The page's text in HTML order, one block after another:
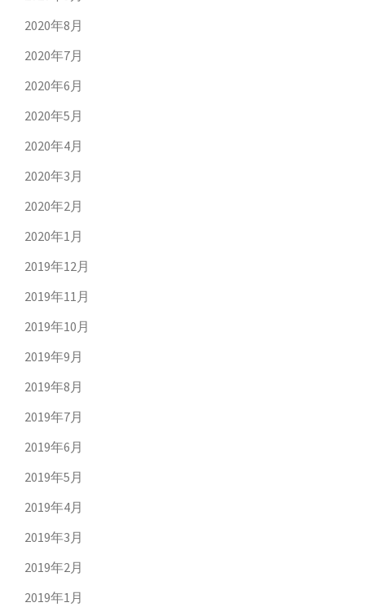
2020年8月
2020年7月
2020年6月
2020年5月
2020年4月
2020年3月
2020年2月
2020年1月
2019年12月
2019年11月
2019年10月
2019年9月
2019年8月
2019年7月
2019年6月
2019年5月
2019年4月
2019年3月
2019年2月
2019年1月